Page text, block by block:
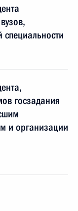
госзадания
и организации